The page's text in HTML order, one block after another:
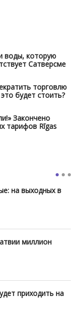
воды, которую
Сатверсме
торговлю
будет стоить?
Закончено
тарифов Rīgas
на выходных в
миллион
приходить на